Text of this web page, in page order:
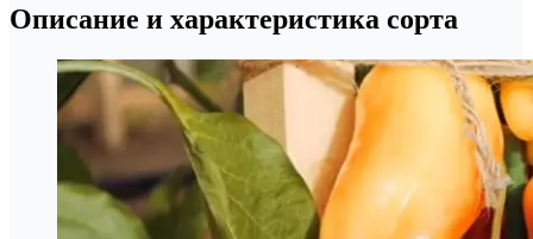
Описание и характеристика сорта